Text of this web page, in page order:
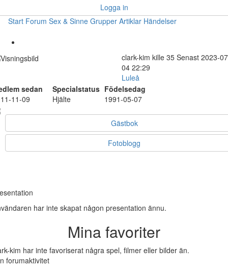
Logga in
Start Forum Sex & Sinne Grupper Artiklar Händelser
clark-kim kille 35 Senast 2023-
04 22:29
Luleå
sedan
Specialstatus Födelsedag
11-09
Hjälte 1991-05-07
Gästbok
Fotoblogg
har inte skapat någon presentation ännu.
Mina favoriter
kim har inte favoriserat några spel, filmer eller bilder än.
forumaktivitet